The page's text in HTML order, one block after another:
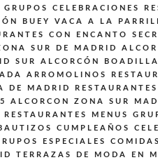
CELEBRACIONES
BUEY VACA A LA
CON ENCANTO
SUR DE MADRID
SUR ALCORCÓN
ARROMOLINOS
DE MADRID
ALCORCON ZONA SUR
RESTAURANTES MENUS
CUMPLEAÑOS
ESPECIALES
TERRAZAS DE MODA EN